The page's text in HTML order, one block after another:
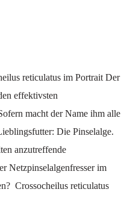
reticulatus im Portrait Der
effektivsten
macht der Name ihm alle
Die Pinselalge.
anzutreffende
Netzpinselalgenfresser im
Crossocheilus reticulatus